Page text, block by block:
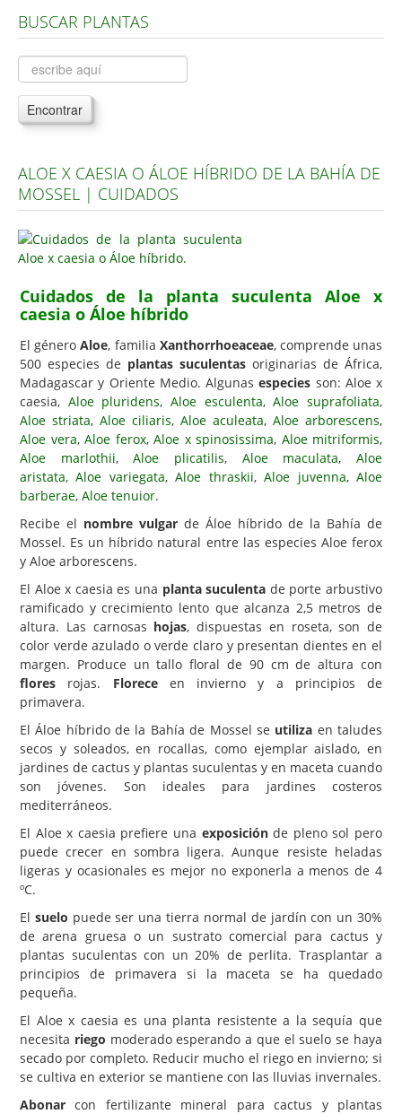
Árboles, Cicas y Palmeras de la G a la Z
Plantas Anuales y Perennes
Plantas Bulbosas y Acuáticas
Plantas de Interior
Plantas Aromáticas y de Huerto
Plantas Carnívoras y Orquídeas
Consejos
Hemisferio Sur
Enfermedades
Animales
Hongos
Carencias
Fotos
Flores y Plantas
Árboles y Palmeras
Arbustos y Trepadoras
Cactus y Suculentas
BUSCAR PLANTAS
Encontrar
ALOE X CAESIA O ÁLOE HÍBRIDO DE LA BAHÍA DE
MOSSEL | CUIDADOS
Cuidados de la planta suculenta Aloe x
caesia o Áloe híbrido
El géneroAloe, familia Xanthorrhoeaceae, comprende unas
500 especies de plantas suculentas originarias de África,
Madagascar y Oriente Medio. Algunasespecies son: Aloe x
caesia, Aloe pluridens,Aloe esculenta,Aloe suprafoliata,
Aloe striata, Aloe ciliaris, Aloe aculeata, Aloe arborescens,
Aloe vera, Aloe ferox, Aloe x spinosissima, Aloe mitriformis,
Aloe marlothii,Aloe plicatilis, Aloe maculata,Aloe
aristata,Aloe variegata,Aloe thraskii,Aloe juvenna,Aloe
barberae, Aloe tenuior.
Recibe el nombre vulgar de Áloe híbrido de la Bahía de
Mossel. Es un híbrido natural entre las especies Aloe ferox
y Aloe arborescens.
El Aloe x caesia es una planta suculenta de porte arbustivo
ramificado y crecimiento lento que alcanza 2,5 metros de
altura. Las carnosas hojas, dispuestas en roseta, son de
color verde azulado o verde claro y presentan dientes en el
margen. Produce un tallo floral de 90 cm de altura con
flores rojas. Floreceen invierno y a principios de
primavera.
El Áloe híbrido de la Bahía de Mossel se utiliza en taludes
secos y soleados, en rocallas, como ejemplar aislado, en
jardines de cactus y plantas suculentas y en maceta cuando
son jóvenes. Son ideales para jardines costeros
mediterráneos.
El Aloe x caesia prefiere una exposiciónde pleno sol pero
puede crecer en sombra ligera. Aunque resiste heladas
ligeras y ocasionales es mejor no exponerla a menos de 4
ºC.
El suelo puede ser una tierra normal de jardín con un 30%
de arena gruesa o un sustrato comercial para cactus y
plantas suculentas con un 20% de perlita. Trasplantar a
principios de primavera si la maceta se ha quedado
pequeña.
El Aloe x caesia es una planta resistente a la sequía que
necesita riego moderado esperando a que el suelo se haya
secado por completo. Reducir mucho el riego en invierno; si
se cultiva en exterior se mantiene con las lluvias invernales.
Abonar con fertilizante mineral para cactus y plantas